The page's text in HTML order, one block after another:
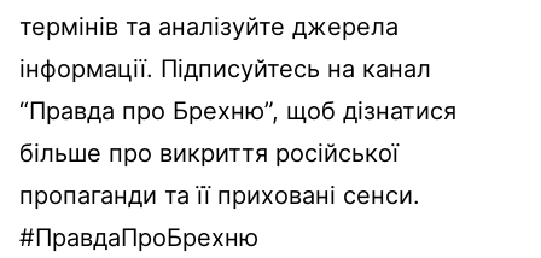
термінів та аналізуйте джерела
інформації. Підписуйтесь на канал
“Правда про Брехню”, щоб дізнатися
більше про викриття російської
пропаганди та її приховані сенси.
#ПравдаПроБрехню